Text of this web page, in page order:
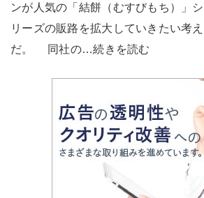
ンが人気の「結餅（むすびもち）」シ
リーズの販路を拡大していきたい考え
だ。 同社の…続きを読む